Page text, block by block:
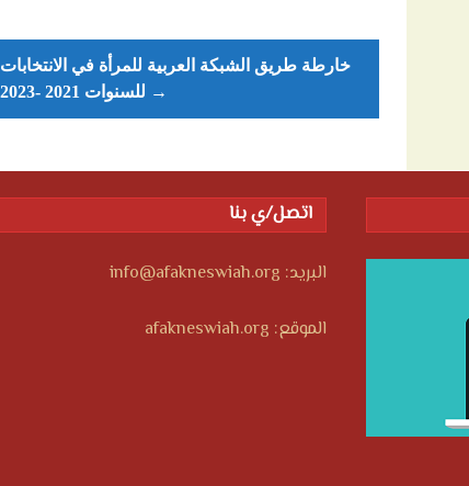
Post
navigation
خارطة طريق الشبكة العربية للمرأة في الانتخابات
للسنوات 2021 -2023 →
اتصل/ي بنا
البريد: info@afakneswiah.org
الموقع: afakneswiah.org